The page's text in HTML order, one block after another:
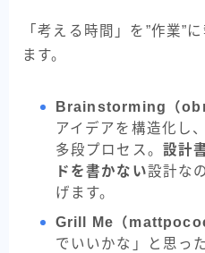
「考える時間」を”作業”
ます。
Brainstorming（
アイデアを構造化し
多段プロセス。 設計
ドを書かない設計な
げます。
Grill Me（
でいいかな」と思っ